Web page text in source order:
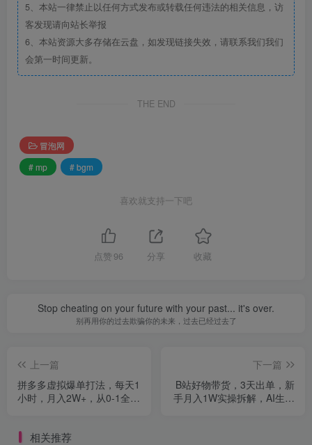
5、本站一律禁止以任何方式发布或转载任何违法的相关信息，访
客发现请向站长举报
6、本站资源大多存储在云盘，如发现链接失效，请联系我们我们
会第一时间更新。
THE END
冒泡网
# mp
# bgm
喜欢就支持一下吧
点赞 96 分享 收藏
Stop cheating on your future with your past... it's over.
别再用你的过去欺骗你的未来，过去已经过去了
上一篇
拼多多虚拟爆单打法，每天1
小时，月入2W+，从0-1全流
下一篇
B站好物带货，3天出单，新
手月入1W实操拆解，AI生成
相关推荐